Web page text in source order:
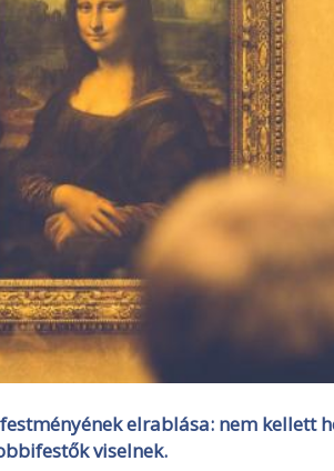
elrablása: nem kellett
viselnek.